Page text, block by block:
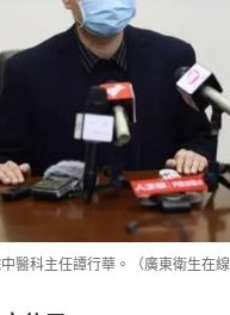
醫科主任譚行華。（廣東衛生在線